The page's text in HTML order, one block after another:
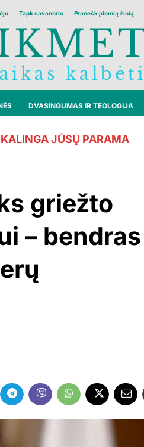
Tapk savanoriu Pranešk įdomią žinią
DVASINGUMAS IR TEOLOGIJA
JŪSŲ PARAMA
griežto
– bendras